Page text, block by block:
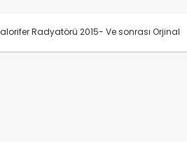
Radyatörü 2015- Ve sonrası Orjinal